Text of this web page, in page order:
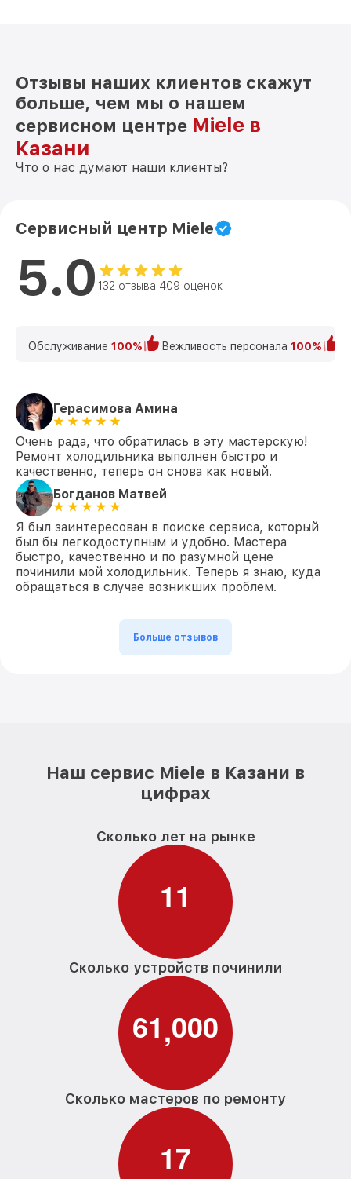
Отзывы наших клиентов скажут
больше, чем мы о нашем
сервисном центре Miele в
Казани
Что о нас думают наши клиенты?
Сервисный центр Miele
5.0 132 отзыва 409 оценок
Обслуживание 100% Вежливость персонала 100%
Герасимова Амина
Очень рада, что обратилась в эту мастерскую!
Ремонт холодильника выполнен быстро и
качественно, теперь он снова как новый.
Богданов Матвей
Я был заинтересован в поиске сервиса, который
был бы легкодоступным и удобно. Мастера
быстро, качественно и по разумной цене
починили мой холодильник. Теперь я знаю, куда
обращаться в случае возникших проблем.
Больше отзывов
Наш сервис Miele в Казани в
цифрах
Сколько лет на рынке
11
Сколько устройств починили
61,000
Сколько мастеров по ремонту
17